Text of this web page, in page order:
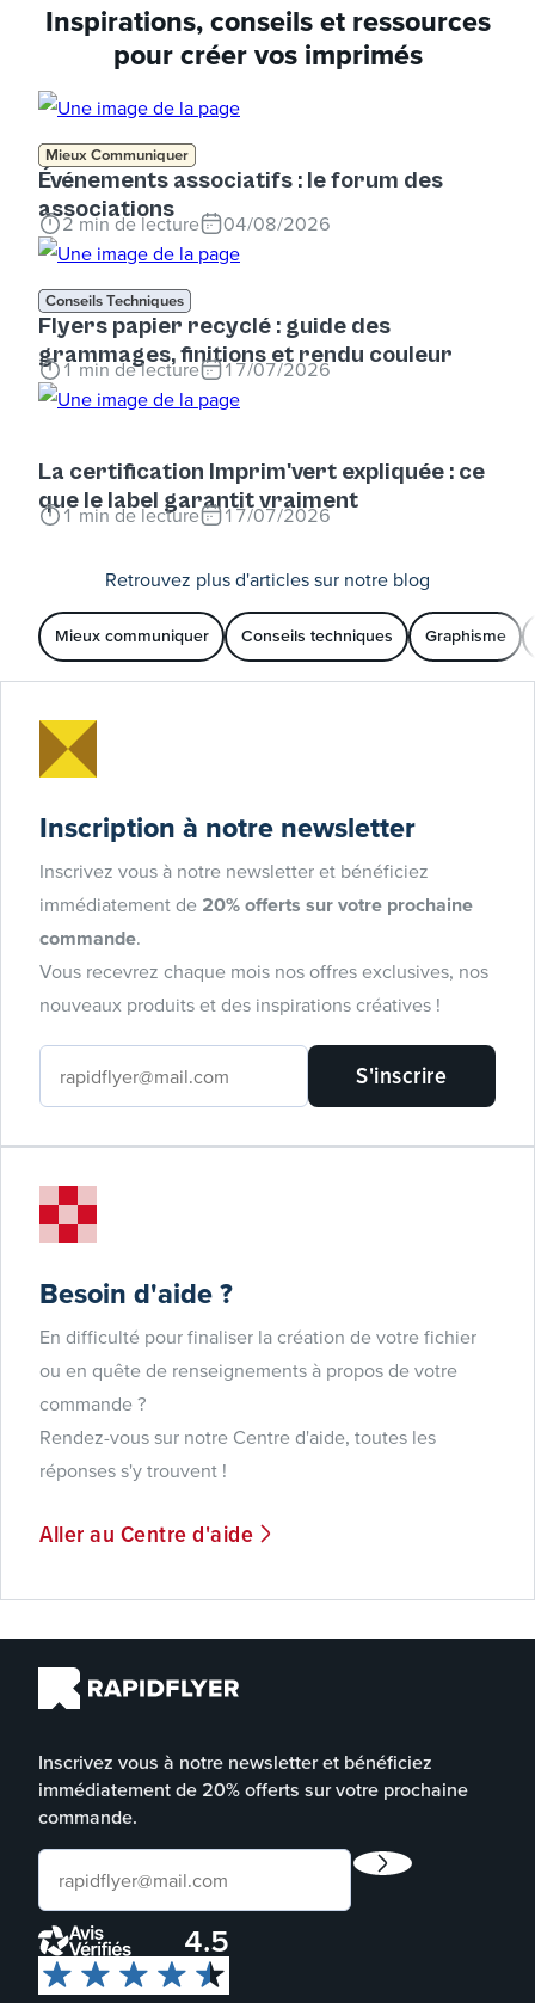
Inspirations, conseils et ressources
pour créer vos imprimés
Mieux Communiquer
Événements associatifs : le forum des
associations
2 min de lecture 04/08/2026
Conseils Techniques
Flyers papier recyclé : guide des
grammages, finitions et rendu couleur
1min de lecture 17/07/2026
La certification Imprim'vert expliquée : ce
que le label garantit vraiment
1min de lecture 17/07/2026
Retrouvez plus d'articles sur notre blog
Mieux communiquer Conseils techniques Graphisme
Inscription à notre newsletter
Inscrivez vous à notre newsletter et bénéficiez
immédiatement de 20% offerts sur votre prochaine
commande
Vous recevrez chaque mois nos offres exclusives, nos
nouveaux produits et des inspirations créatives !
S'inscrire
Besoin d'aide ?
En difficulté pour finaliser la création de votre fichier
ou en quête de renseignements à propos de votre
commande ?
Rendez-vous sur notre Centre d'aide, toutes les
réponses s'y trouvent !
Aller au Centre d'aide
Inscrivez vous à notre newsletter et bénéficiez
immédiatement de 20% offerts sur votre prochaine
commande.
4.5